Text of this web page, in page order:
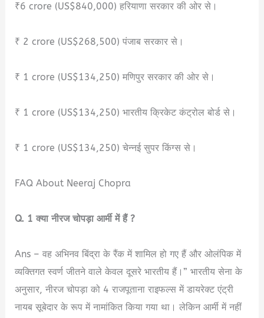
₹6 crore (US$840,000) हरियाणा सरकार की ओर से।
₹ 2 crore (US$268,500) पंजाब सरकार से।
₹ 1 crore (US$134,250) मणिपुर सरकार की ओर से।
₹ 1 crore (US$134,250) भारतीय क्रिकेट कंट्रोल बोर्ड से।
₹ 1 crore (US$134,250) चेन्नई सुपर किंग्स से।
FAQ About Neeraj Chopra
Q. 1 क्या नीरज चोपड़ा आर्मी में हैं ?
Ans – वह अभिनव बिंद्रा के रैंक में शामिल हो गए हैं और ओलंपिक में
व्यक्तिगत स्वर्ण जीतने वाले केवल दूसरे भारतीय हैं।” भारतीय सेना के
अनुसार, नीरज चोपड़ा को 4 राजपूताना राइफल्स में डायरेक्ट एंट्री
नायब सूबेदार के रूप में नामांकित किया गया था। लेकिन आर्मी में नहीं